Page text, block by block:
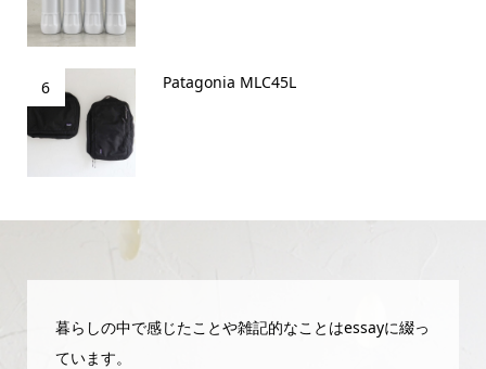
6 Patagonia MLC45L
暮らしの中で感じたことや雑記的なことはessayに綴っ
ています。